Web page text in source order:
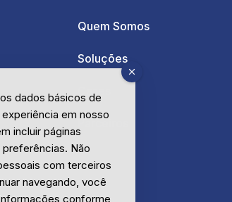
Quem Somos
Soluções
Cases
dados básicos de
em nosso
incluir páginas
Não
com terceiros
navegando, você
conforme